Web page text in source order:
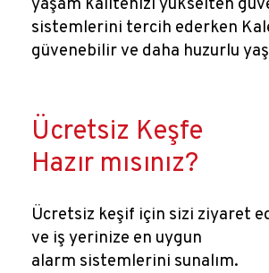
yaşam kalitenizi yükselten
sistemlerini tercih ederken
güvenebilir ve daha huzurlu
Ücretsiz Keşfe
Hazır mısınız?
Ücretsiz keşif için sizi ziyaret
ve iş yerinize en uygun
alarm sistemlerini sunalım.